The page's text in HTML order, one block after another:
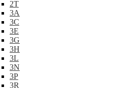
2T
3A
3C
3E
3G
3H
3L
3N
3P
3R